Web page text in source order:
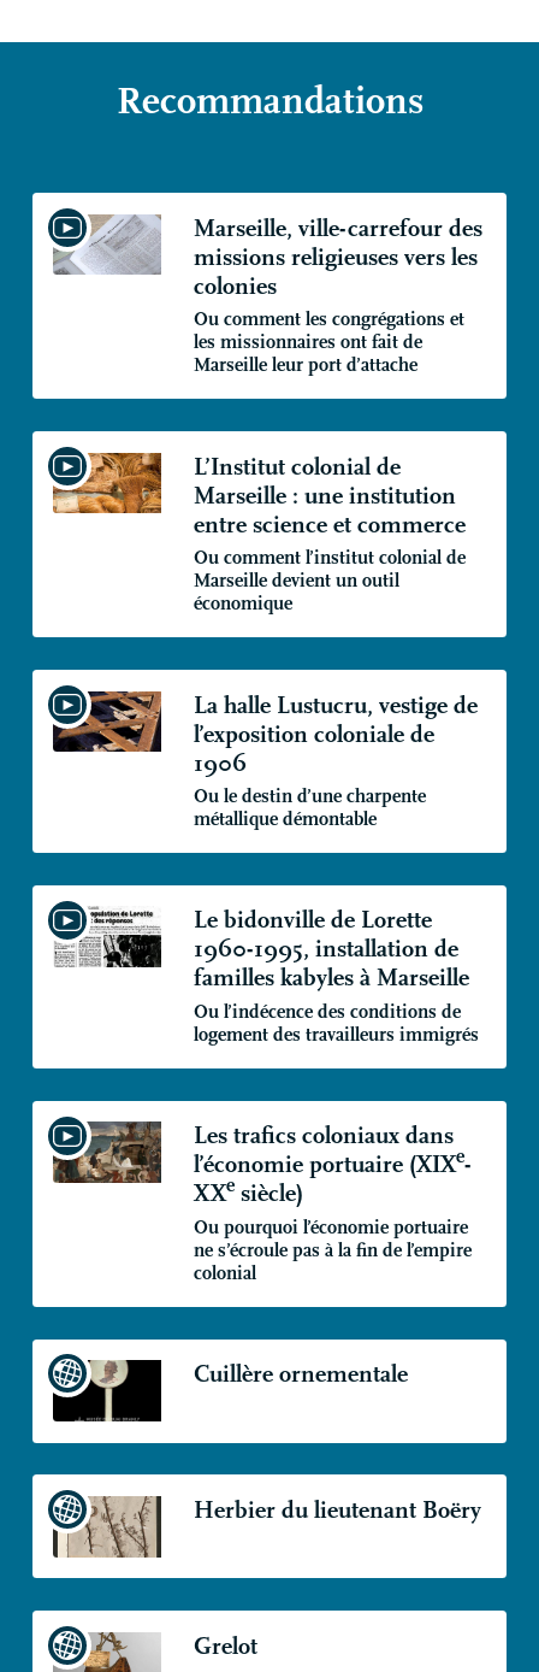
Recommandations
Marseille, ville-carrefour des
missions religieuses vers les
colonies
Ou comment les congrégations et
les missionnaires ont fait de
Marseille leur port d’attache
L’Institut colonial de
Marseille : une institution
entre science et commerce
Ou comment l’institut colonial de
Marseille devient un outil
économique
La halle Lustucru, vestige de
l’exposition coloniale de
1906
Ou le destin d’une charpente
métallique démontable
Le bidonville de Lorette
1960-1995, installation de
familles kabyles à Marseille
Ou l’indécence des conditions de
logement des travailleurs immigrés
Les trafics coloniaux dans
l’économie portuaire (XIXe-
XXesiècle)
Ou pourquoi l’économie portuaire
ne s’écroule pas à la fin de l’empire
colonial
Cuillère ornementale
Herbier du lieutenant Boëry
Grelot